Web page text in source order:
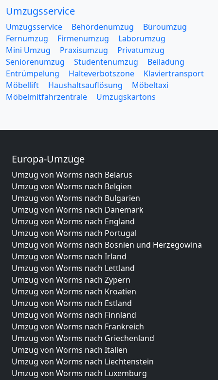
Umzugsservice
Umzugsservice Behördenumzug
Büroumzug
Fernumzug
Firmenumzug
Laborumzug
Mini Umzug
Praxisumzug
Privatumzug
Seniorenumzug
Studentenumzug
Beiladung
Entrümpelung
Halteverbotszone
Klaviertransport
Möbellift
Haushaltsauflösung
Möbeltaxi
Möbelmitfahrzentrale
Umzugskartons
Europa-Umzüge
Umzug von Worms nach Belarus
Umzug von Worms nach Belgien
Umzug von Worms nach Bulgarien
Umzug von Worms nach Dänemark
Umzug von Worms nach England
Umzug von Worms nach Portugal
Umzug von Worms nach Bosnien und Herzegowina
Umzug von Worms nach Irland
Umzug von Worms nach Lettland
Umzug von Worms nach Zypern
Umzug von Worms nach Kroatien
Umzug von Worms nach Estland
Umzug von Worms nach Finnland
Umzug von Worms nach Frankreich
Umzug von Worms nach Griechenland
Umzug von Worms nach Italien
Umzug von Worms nach Liechtenstein
Umzug von Worms nach Luxemburg